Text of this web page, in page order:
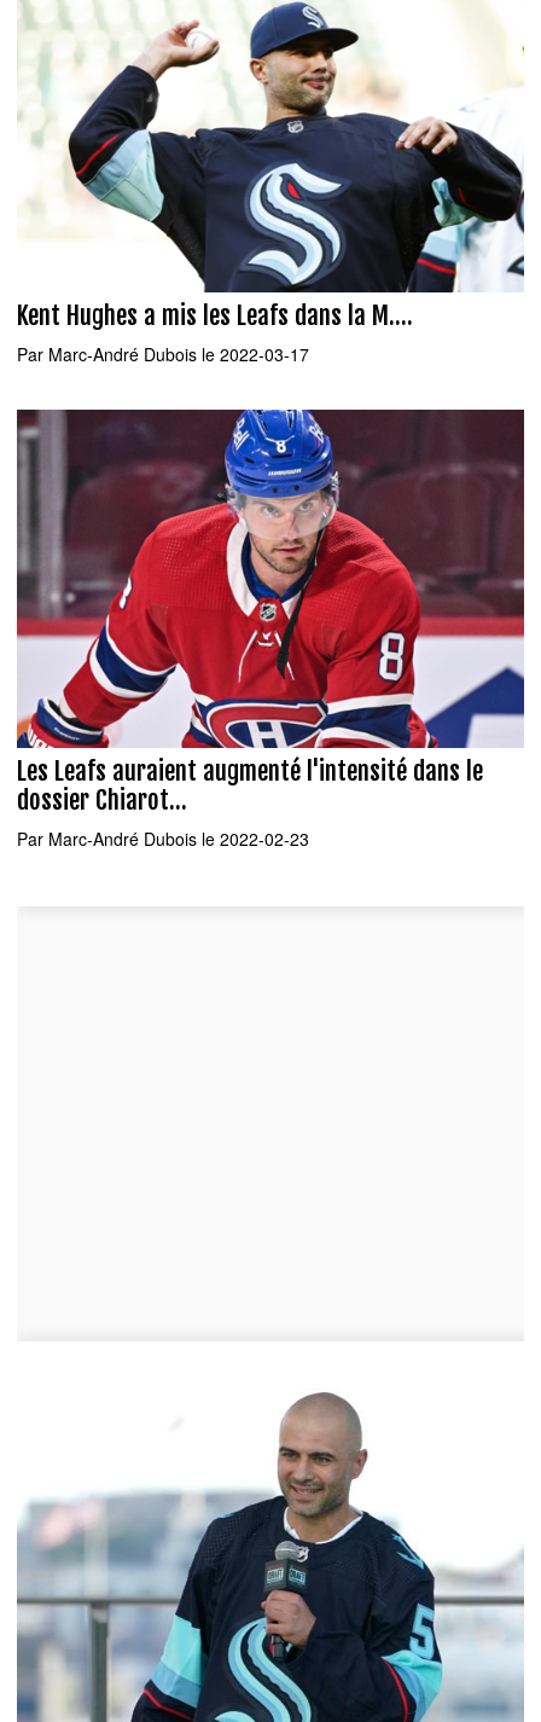
Kent Hughes a mis les Leafs dans la M....
Par Marc-André Dubois le 2022-03-17
Les Leafs auraient augmenté l'intensité dans le
dossier Chiarot...
Par Marc-André Dubois le 2022-02-23